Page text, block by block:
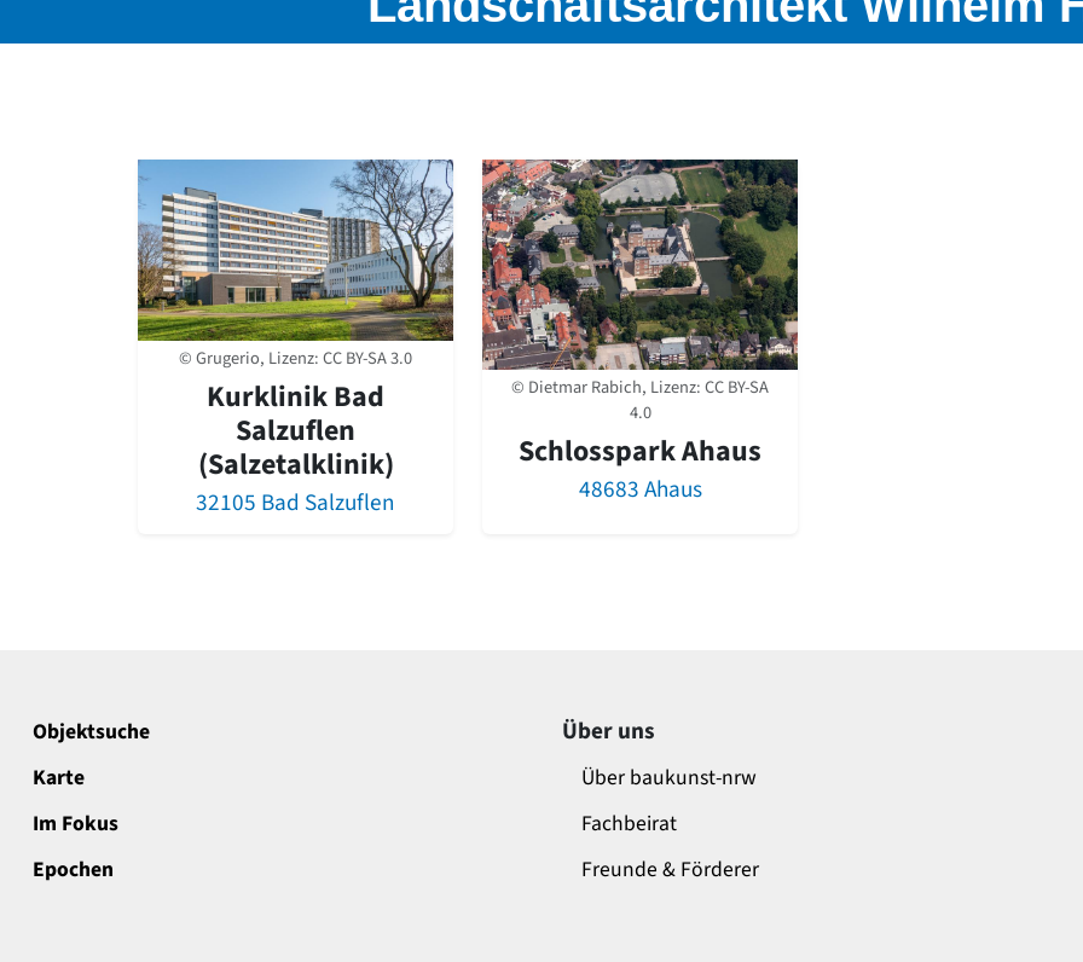
© Grugerio, Lizenz:CC BY-SA 3.0
Kurklinik Bad
Salzuflen
(Salzetalklinik)
32105 Bad Salzuflen
© Dietmar Rabich, Lizenz:CC BY-SA
4.0
Schlosspark Ahaus
48683 Ahaus
Objektsuche
Karte
Im Fokus
Epochen
Über uns
Über baukunst-nrw
Fachbeirat
Freunde & Förderer